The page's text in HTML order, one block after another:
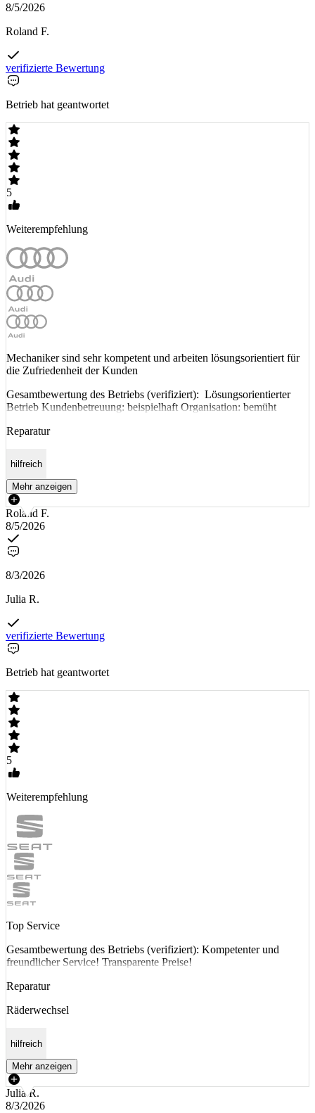
8/5/2026
Roland F.
verifizierte Bewertung
Betrieb hat geantwortet
5
Weiterempfehlung
Mechaniker sind sehr kompetent und arbeiten lösungsorientiert für
die Zufriedenheit der Kunden
Gesamtbewertung des Betriebs (verifiziert): Lösungsorientierter
Betrieb Kundenbetreuung: beispielhaft Organisation: bemüht
Reparatur
hilfreich
Mehr anzeigen
Roland F.
8/5/2026
8/3/2026
Julia R.
verifizierte Bewertung
Betrieb hat geantwortet
5
Weiterempfehlung
Top Service
Gesamtbewertung des Betriebs (verifiziert): Kompetenter und
freundlicher Service! Transparente Preise!
Reparatur
Räderwechsel
hilfreich
Mehr anzeigen
Julia R.
8/3/2026